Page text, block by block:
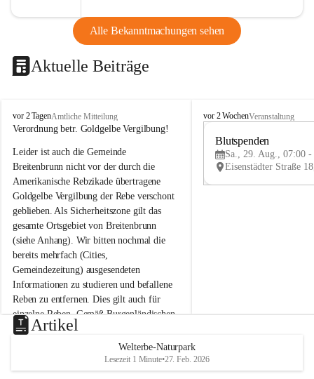
Alle Bekanntmachungen sehen
Aktuelle Beiträge
B
r
i
t
e
n
b
r
u
n
n
a
m
N
e
u
s
d
vor 2 TagenAmtliche Mitteilung
Verordnung betr. Goldgelbe Vergilbung!
Leider ist auch die Gemeinde
Breitenbrunn nicht vor der durch die
Amerikanische Rebzikade übertragene
Goldgelbe Vergilbung der Rebe verschont
geblieben. Als Sicherheitszone gilt das
gesamte Ortsgebiet von Breitenbrunn
(siehe Anhang). Wir bitten nochmal die
bereits mehrfach (Cities,
Gemeindezeitung) ausgesendeten
Informationen zu studieren und befallene
Reben zu entfernen. Dies gilt auch für
einzelne Reben. Gemäß Burgenländischen
Weinbaugesetz sind nicht gepflegte oder
unzulässige Weingärten zu roden! Bitte
helfen wir zusammen um unsere Winzer
vor den prognostizierten Ernteausfällen
B
e
u
e
d
vor 2 WochenVeranstaltung
Blutspenden
Sa., 29. Aug., 07:00 -
Artikel
Welterbe-Naturpark
Lesezeit 1 Minute•27. Feb. 2026